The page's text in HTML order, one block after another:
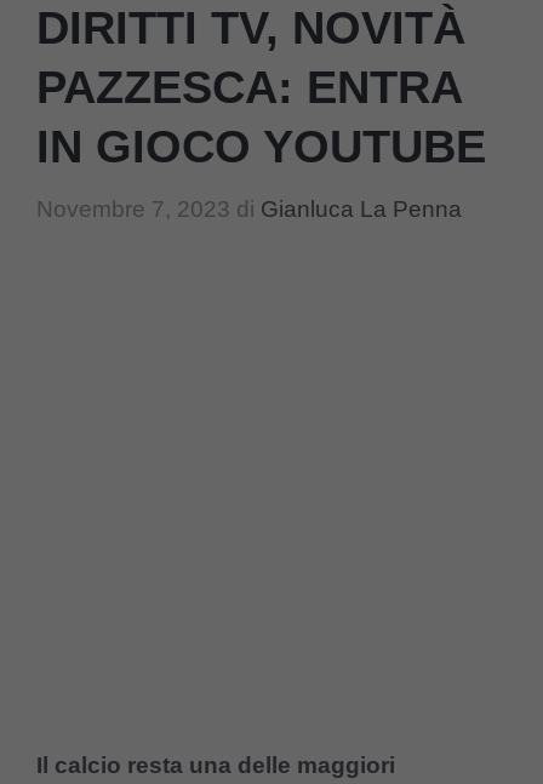
DIRITTI TV, NOVITÀ
PAZZESCA: ENTRA
IN GIOCO YOUTUBE
Novembre 7, 2023 di Gianluca La Penna
Il calcio resta una delle maggiori